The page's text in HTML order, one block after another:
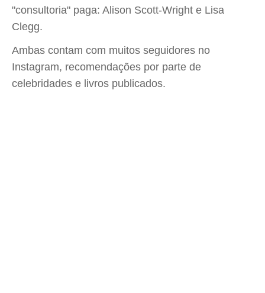
"consultoria" paga: Alison Scott-Wright e Lisa
Clegg.
Ambas contam com muitos seguidores no
Instagram, recomendações por parte de
celebridades e livros publicados.